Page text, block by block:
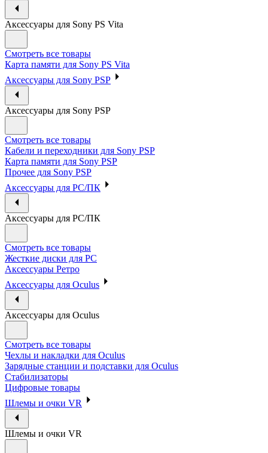
Аксессуары для Sony PS Vita
Смотреть все товары
Карта памяти для Sony PS Vita
Аксессуары для Sony PSP
Аксессуары для Sony PSP
Смотреть все товары
Кабели и переходники для Sony PSP
Карта памяти для Sony PSP
Прочее для Sony PSP
Аксессуары для PC/ПК
Аксессуары для PC/ПК
Смотреть все товары
Жесткие диски для PC
Аксессуары Ретро
Аксессуары для Oculus
Аксессуары для Oculus
Смотреть все товары
Чехлы и накладки для Oculus
Зарядные станции и подставки для Oculus
Стабилизаторы
Цифровые товары
Шлемы и очки VR
Шлемы и очки VR